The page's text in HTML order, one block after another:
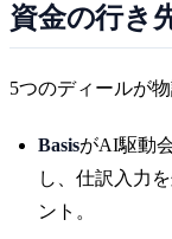
資金の行き
5つのディールが
BasisがAI駆動
し、仕訳入力
ント。